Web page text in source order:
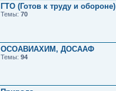
ГТО (Готов к труду и обороне)
Темы: 70
ОСОАВИАХИМ, ДОСААФ
Темы: 94